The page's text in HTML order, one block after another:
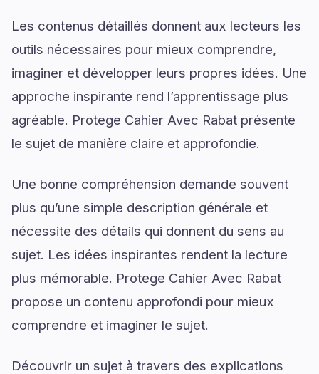
Les contenus détaillés donnent aux lecteurs les
outils nécessaires pour mieux comprendre,
imaginer et développer leurs propres idées. Une
approche inspirante rend l’apprentissage plus
agréable. Protege Cahier Avec Rabat présente
le sujet de manière claire et approfondie.
Une bonne compréhension demande souvent
plus qu’une simple description générale et
nécessite des détails qui donnent du sens au
sujet. Les idées inspirantes rendent la lecture
plus mémorable. Protege Cahier Avec Rabat
propose un contenu approfondi pour mieux
comprendre et imaginer le sujet.
Découvrir un sujet à travers des explications